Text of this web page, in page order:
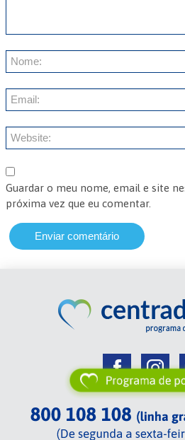
Guardar o meu nome, email e site
próxima vez que eu comentar.